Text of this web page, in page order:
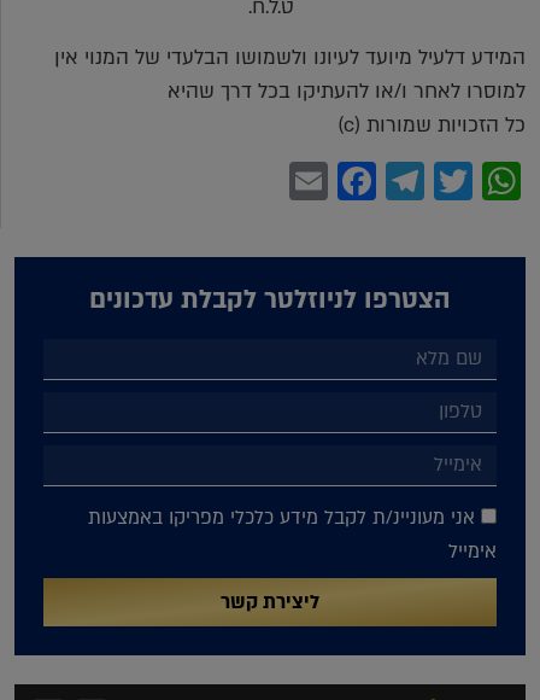
ט.ל.ח.
המידע דלעיל מיועד לעיונו ולשמושו הבלעדי של המנוי אין
למוסרו לאחר ו/או להעתיקו בכל דרך שהיא
כל הזכויות שמורות (c)
WhatsApp
Twitter
Telegram
Facebook
הצטרפו לניוזלטר לקבלת עדכונים
אני מעוניינ/ת לקבל מידע כלכלי מפריקו באמצעות
אימייל
ליצירת קשר